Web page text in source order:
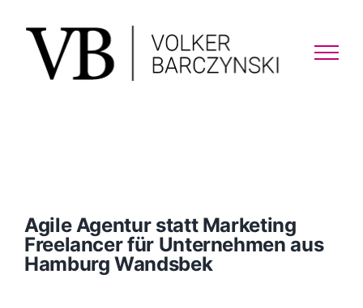
content
Agile Agentur statt Marketing
Freelancer für Unternehmen aus
Hamburg Wandsbek